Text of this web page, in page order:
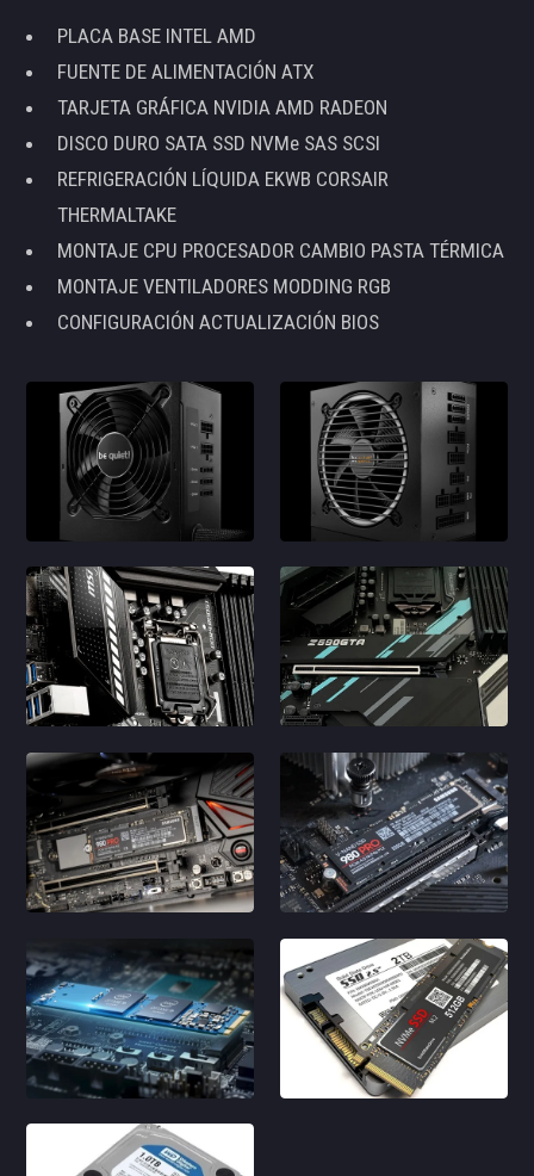
PLACA BASE INTEL AMD
FUENTE DE ALIMENTACIÓN ATX
TARJETA GRÁFICA NVIDIA AMD RADEON
DISCO DURO SATA SSD NVMe SAS SCSI
REFRIGERACIÓN LÍQUIDA EKWB CORSAIR
THERMALTAKE
MONTAJE CPU PROCESADOR CAMBIO PASTA TÉRMICA
MONTAJE VENTILADORES MODDING RGB
CONFIGURACIÓN ACTUALIZACIÓN BIOS